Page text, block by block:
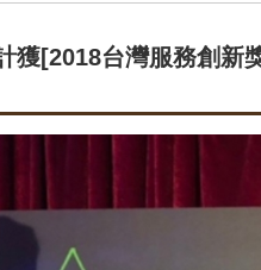
獲[2018台灣服務創新